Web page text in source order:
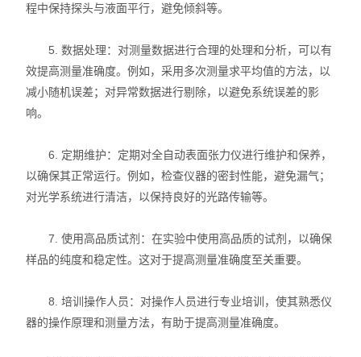
程中保持探头与液面平行，避免倾斜等。
5. 数据处理：对测量数据进行合理的处理和分析，可以有
效提高测量准确度。例如，采用多次测量求平均值的方法，以
减小随机误差；对异常数据进行剔除，以避免系统误差的影
响。
6. 定期维护：定期对全自动表面张力仪进行维护和保养，
以确保其正常运行。例如，检查仪器的密封性能，避免漏气；
对光学系统进行清洁，以保持良好的光路传输等。
7. 使用高品质试剂：在实验中使用高品质的试剂，以确保
样品的纯度和稳定性。这对于提高测量准确度至关重要。
8. 培训操作人员：对操作人员进行专业培训，使其熟悉仪
器的操作原理和测量方法，有助于提高测量准确度。